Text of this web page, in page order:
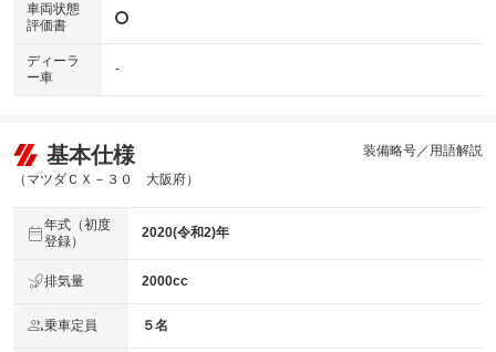
車両状態
評価書
ディーラ
ー車
-
基本仕様
（マツダＣＸ－３０ 大阪府）
装備略号／用語解説
年式（初度
登録）
2020(令和2)年
排気量 2000cc
乗車定員 ５名